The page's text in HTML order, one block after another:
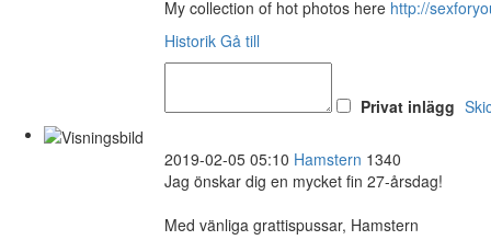
My collection of hot photos here http://
Historik Gå till
Privat inlägg
2019-02-05 05:10 Hamstern 1340
Jag önskar dig en mycket fin 27-årsdag!
Med vänliga grattispussar, Hamstern